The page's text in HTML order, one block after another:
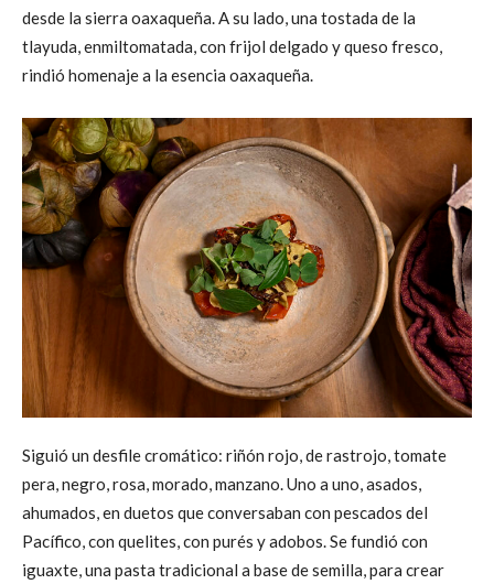
desde la sierra oaxaqueña. A su lado, una tostada de la
tlayuda, enmiltomatada, con frijol delgado y queso fresco,
rindió homenaje a la esencia oaxaqueña.
Siguió un desfile cromático: riñón rojo, de rastrojo, tomate
pera, negro, rosa, morado, manzano. Uno a uno, asados,
ahumados, en duetos que conversaban con pescados del
Pacífico, con quelites, con purés y adobos. Se fundió con
iguaxte, una pasta tradicional a base de semilla, para crear